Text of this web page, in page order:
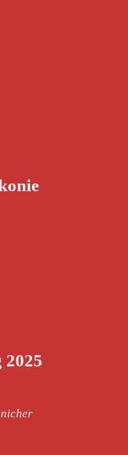
2025